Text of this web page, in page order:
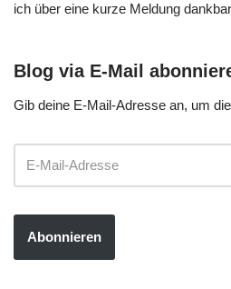
ich über eine kurze Meldung
Blog via E-Mail
Gib deine E-Mail-Adresse an, um
Abonnieren